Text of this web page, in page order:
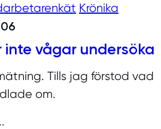
Krönika
inte vågar undersöka
Tills jag förstod vad
om.